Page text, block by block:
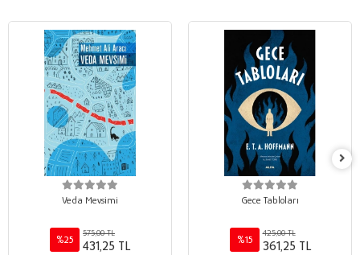
Veda Mevsimi
%25
575,00 TL
431,25 TL
Gece Tabloları
%15
425,00 TL
361,25 TL